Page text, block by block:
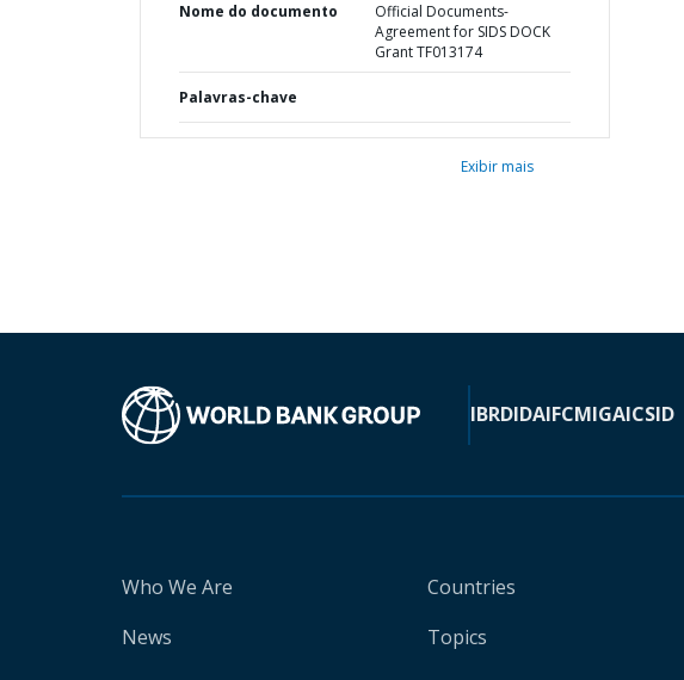
Nome do documento
Official Documents-
Agreement for SIDS DOCK
Grant TF013174
Palavras-chave
Exibir mais
IBRDIDAIFCMIGAICSID
Who We Are
News
Countries
Topics